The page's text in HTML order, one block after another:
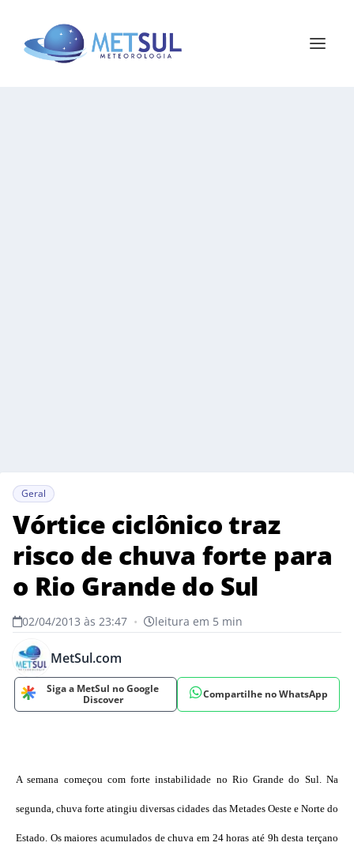
Geral
Vórtice ciclônico traz
risco de chuva forte para
o Rio Grande do Sul
02/04/2013 às 23:47 • leitura em 5 min
MetSul.com
Siga a MetSul no Google
Discover
Compartilhe no WhatsApp
A semana começou com forte instabilidade no Rio Grande do Sul. Na
segunda, chuva forte atingiu diversas cidades das Metades Oeste e Norte do
Estado. Os maiores acumulados de chuva em 24 horas até 9h desta terçano